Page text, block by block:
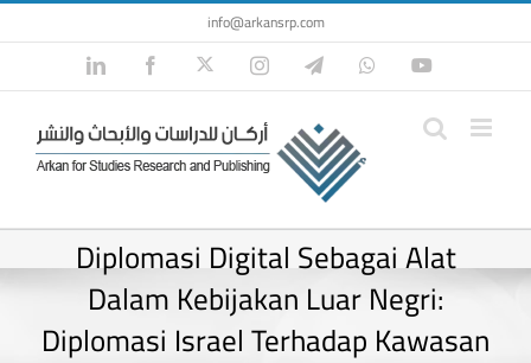
Skip
to
content
info@arkansrp.com
LinkedIn FacebookTwitterInstagramTelegramWhatsApp
Diplomasi Digital Sebagai Alat
Dalam Kebijakan Luar Negri:
Diplomasi Israel Terhadap Kawasan